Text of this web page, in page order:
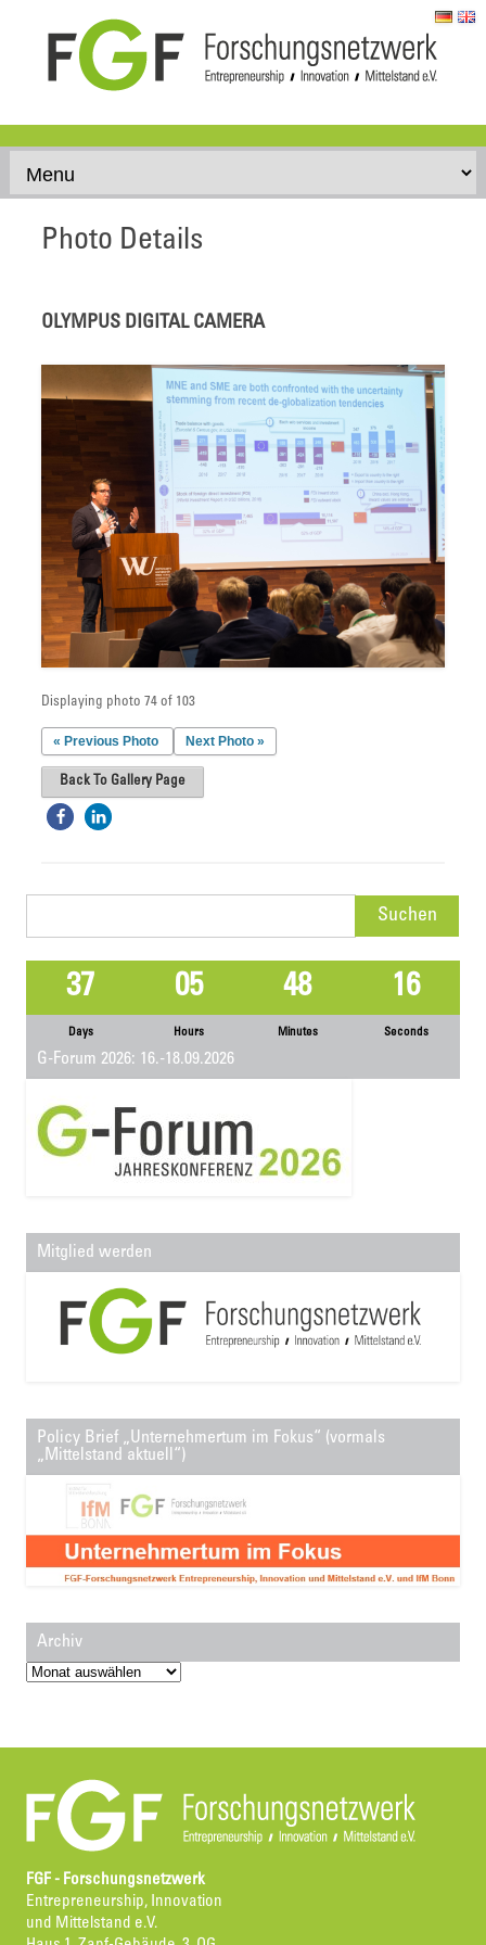
Skip to content
Photo Details
OLYMPUS DIGITAL CAMERA
Displaying photo 74 of 103
« Previous Photo Next Photo »
Back To Gallery Page
37
Days
05
Hours
48
Minutes
16
Seconds
G-Forum 2026: 16.-18.09.2026
Mitglied werden
Policy Brief „Unternehmertum im Fokus“ (vormals
„Mittelstand aktuell“)
Archiv
Archiv
FGF - Forschungsnetzwerk
Entrepreneurship, Innovation
und Mittelstand e.V.